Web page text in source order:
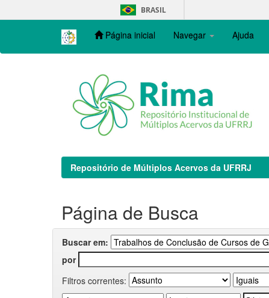
navigation
BRASIL
Página inicial Navegar Ajuda
Repositório de Múltiplos Acervos da UFRRJ
Página de Busca
Buscar em:
por
Filtros correntes: